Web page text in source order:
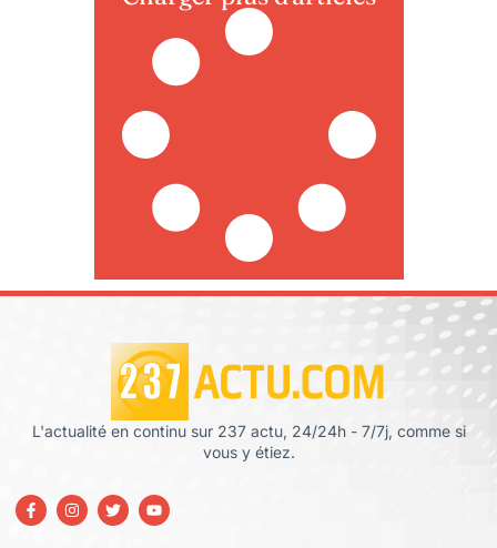
L'actualité en continu sur 237 actu, 24/24h - 7/7j, comme si
vous y étiez.